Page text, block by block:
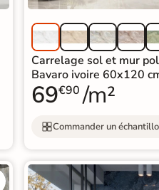
Carrelage sol et mur
Bavaro ivoire 60x120
69€90 /m²
Commander un